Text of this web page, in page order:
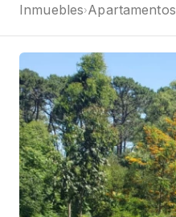
Inmuebles›Apartamentos